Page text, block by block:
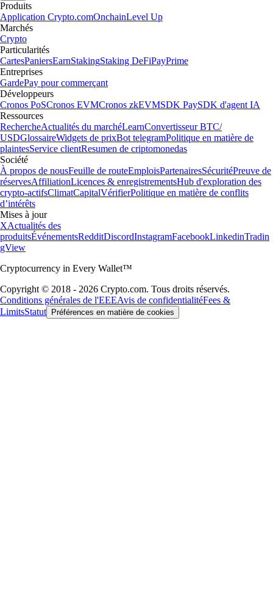
Produits
Application Crypto.comOnchainLevel Up
Marchés
Crypto
Particularités
CartesPaniersEarnStakingStaking DeFiPayPrime
Entreprises
GardePay pour commerçant
Développeurs
Cronos PoSCronos EVMCronos zkEVMSDK PaySDK d'agent IA
Ressources
RechercheActualités du marchéLearnConvertisseur BTC/
USDGlossaireWidgets de prixBot telegramPolitique en matière de
plaintesService clientResumen de criptomonedas
Société
À propos de nousFeuille de routeEmploisPartenairesSécuritéPreuve de
réservesAffiliationLicences & enregistrementsHub d'exploration des
crypto-actifsClimatCapitalVérifierPolitique en matière de conflits
d’intérêts
Mises à jour
XActualités des
produitsÉvénementsRedditDiscordInstagramFacebookLinkedinTradin
gView
Cryptocurrency in Every Wallet™
Copyright © 2018 - 2026 Crypto.com. Tous droits réservés.
Conditions générales de l'EEEAvis de confidentialitéFees &
LimitsStatut Préférences en matière de cookies